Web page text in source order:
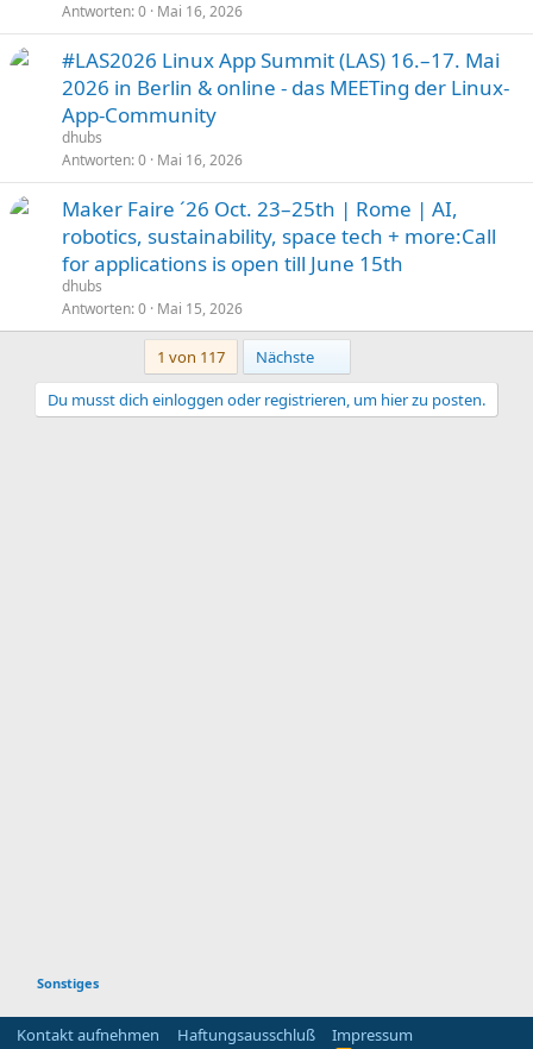
Antworten 0 Mai 16, 2026
#LAS2026 Linux App Summit (LAS) 16.–17. Mai
2026 in Berlin & online - das MEETing der Linux-
App-Community
dhubs
Antworten 0 Mai 16, 2026
Maker Faire ´26 Oct. 23–25th | Rome | AI,
robotics, sustainability, space tech + more:Call
for applications is open till June 15th
dhubs
Antworten 0 Mai 15, 2026
1 von 117 Nächste
Du musst dich einloggen oder registrieren, um hier zu posten.
Sonstiges
Kontakt aufnehmen Haftungsausschluß
Impressum